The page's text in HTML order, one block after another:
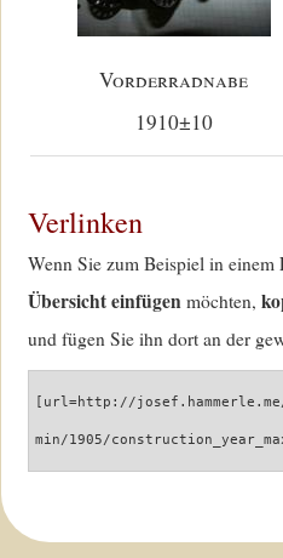
Vorderradnabe
1910±10
Verlinken
Wenn Sie zum Beispiel in
Übersicht einfügen möchten,
und fügen Sie ihn dort an der
[url=http://
min/1905/